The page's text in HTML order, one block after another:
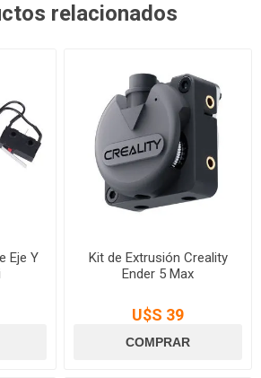
relacionados
Eje Y
Kit de Extrusión Creality
Ender 5 Max
U$S 39